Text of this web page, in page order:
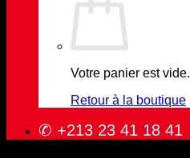
Votre panier est vide.
Retour à la boutique
✆ +213 23 41 18 41